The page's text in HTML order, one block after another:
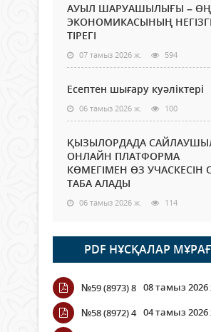
АУЫЛ ШАРУАШЫЛЫҒЫ –
ЭКОНОМИКАСЫНЫҢ НЕГІЗГІ
ТІРЕГІ
07 тамыз 2026 ж. 594
Есептен шығару куәліктері
06 тамыз 2026 ж. 100
ҚЫЗЫЛОРДАДА
ОНЛАЙН ПЛАТФОРМА
КӨМЕГІМЕН ӨЗ УЧАСКЕСІН
ТАБА АЛАДЫ
06 тамыз 2026 ж. 114
Open Air: Қызылорда
полиция департаменті 20
мыңнан астам көрерменнің
қауіпсіздігін қамтамасыз етті
06 тамыз 2026 ж.
PDF НҰСҚАЛАР
№59 (8973) 8 08 тамыз 2026
№58 (8972) 4 04 тамыз 2026